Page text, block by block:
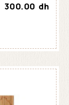
300.00 dh